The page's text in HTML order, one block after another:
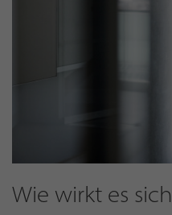
Wie wirkt es